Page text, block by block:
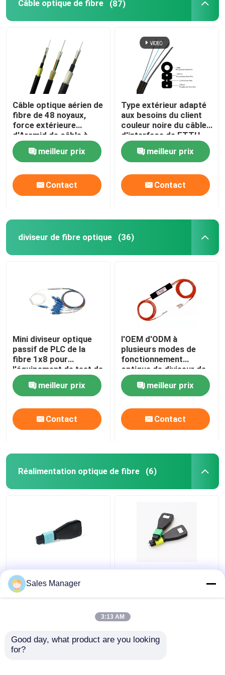
Équipement de test de fibre
est le
Câble optique de fibre (87)
Câble optique aérien de
fibre de 48 noyaux,
force extérieure
d'Aramid de câble à
fibres optiques d'ADSS
meilleur prix
Contact
Type extérieur adapté
aux besoins du client
couleur noire du câble
d'interface de FTTH
G657A1 G657A2
meilleur prix
Contact
diviseur de fibre optique (36)
Mini diviseur optique
passif de PLC de la
fibre 1x8 pour
l'équipement de test de
la télévision via câble
meilleur prix
Contact
l'OEM d'ODM à
plusieurs modes de
fonctionnement
optique de diviseur de
fibre de 1x2MM FBT
avec RoHS a certifié
meilleur prix
Contact
Réalimentation optique de fibre (6)
Fibre optique de la
réalimentation OM3 24
de fibre de MTP MPO
Réalimentation optique
adaptée aux besoins du
solutions de FTTx
Sales Manager
3:13 AM
Good day, what product are you looking
for?